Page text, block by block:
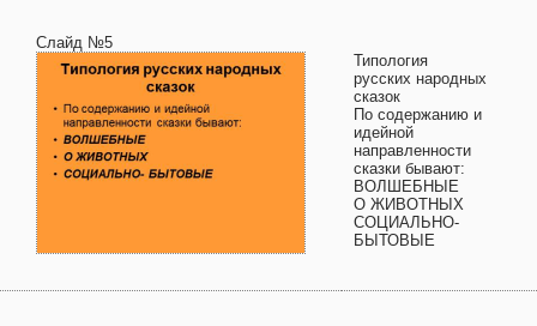
Слайд №5
Типология
русских народных
сказок
По содержанию и
идейной
направленности
сказки бывают:
ВОЛШЕБНЫЕ
О ЖИВОТНЫХ
СОЦИАЛЬНО-
БЫТОВЫЕ